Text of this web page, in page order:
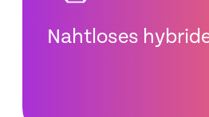
Nahtloses